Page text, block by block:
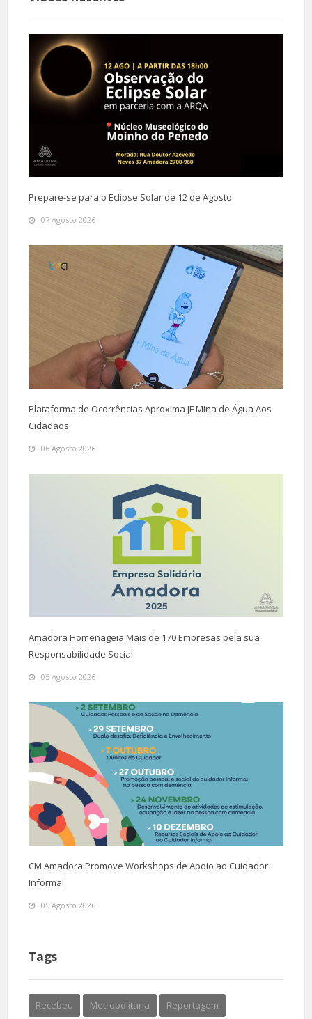
Prepare-se para o Eclipse Solar de 12 de Agosto
07 Agosto 2026
Plataforma de Ocorrências Aproxima JF Mina de Água Aos
Cidadãos
06 Agosto 2026
Amadora Homenageia Mais de 170 Empresas pela sua
Responsabilidade Social
05 Agosto 2026
CM Amadora Promove Workshops de Apoio ao Cuidador
Informal
05 Agosto 2026
Tags
Recebeu Metropolitana Reportagem